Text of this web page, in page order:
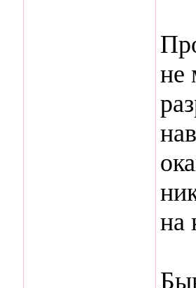
не
на